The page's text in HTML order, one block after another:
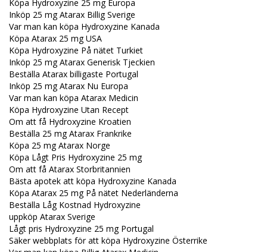
Köpa Hydroxyzine 25 mg Europa
Inköp 25 mg Atarax Billig Sverige
Var man kan köpa Hydroxyzine Kanada
Köpa Atarax 25 mg USA
Köpa Hydroxyzine På nätet Turkiet
Inköp 25 mg Atarax Generisk Tjeckien
Beställa Atarax billigaste Portugal
Inköp 25 mg Atarax Nu Europa
Var man kan köpa Atarax Medicin
Köpa Hydroxyzine Utan Recept
Om att få Hydroxyzine Kroatien
Beställa 25 mg Atarax Frankrike
Köpa 25 mg Atarax Norge
Köpa Lågt Pris Hydroxyzine 25 mg
Om att få Atarax Storbritannien
Bästa apotek att köpa Hydroxyzine Kanada
Köpa Atarax 25 mg På nätet Nederländerna
Beställa Låg Kostnad Hydroxyzine
uppköp Atarax Sverige
Lågt pris Hydroxyzine 25 mg Portugal
Säker webbplats för att köpa Hydroxyzine Österrike